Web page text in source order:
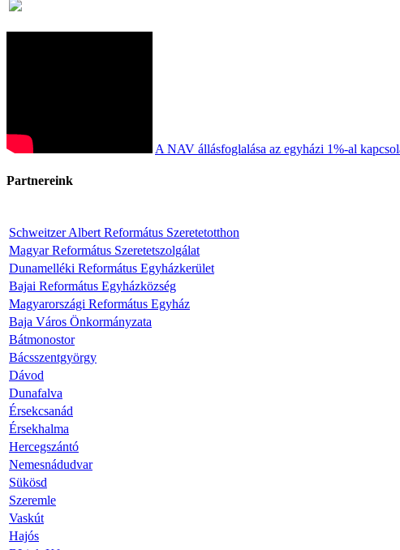
A NAV állásfoglalása az egyházi 1%-al
Partnereink
Schweitzer Albert Református Szeretetotthon
Magyar Református Szeretetszolgálat
Dunamelléki Református Egyházkerület
Bajai Református Egyházközség
Magyarországi Református Egyház
Baja Város Önkormányzata
Bátmonostor
Bácsszentgyörgy
Dávod
Dunafalva
Érsekcsanád
Érsekhalma
Hercegszántó
Nemesnádudvar
Sükösd
Szeremle
Vaskút
Hajós